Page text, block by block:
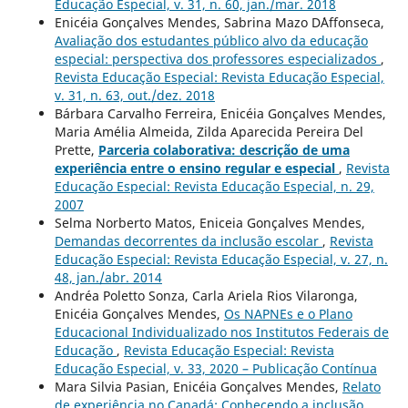
Educação Especial, v. 31, n. 60, jan./mar. 2018
Enicéia Gonçalves Mendes, Sabrina Mazo D´Affonseca,
Avaliação dos estudantes público alvo da educação
especial: perspectiva dos professores especializados ,
Revista Educação Especial: Revista Educação Especial,
v. 31, n. 63, out./dez. 2018
Bárbara Carvalho Ferreira, Enicéia Gonçalves Mendes,
Maria Amélia Almeida, Zilda Aparecida Pereira Del
Prette, Parceria colaborativa: descrição de uma
experiência entre o ensino regular e especial , Revista
Educação Especial: Revista Educação Especial, n. 29,
2007
Selma Norberto Matos, Eniceia Gonçalves Mendes,
Demandas decorrentes da inclusão escolar , Revista
Educação Especial: Revista Educação Especial, v. 27, n.
48, jan./abr. 2014
Andréa Poletto Sonza, Carla Ariela Rios Vilaronga,
Enicéia Gonçalves Mendes, Os NAPNEs e o Plano
Educacional Individualizado nos Institutos Federais de
Educação , Revista Educação Especial: Revista
Educação Especial, v. 33, 2020 – Publicação Contínua
Mara Silvia Pasian, Enicéia Gonçalves Mendes, Relato